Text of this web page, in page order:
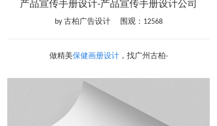
产品宣传手册设计-产品宣传手册设计公司
by 古柏广告设计 围观：12568
做精美保健画册设计，找广州古柏-